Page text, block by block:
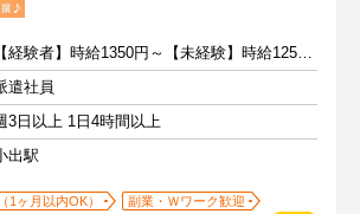
【経験者】時給1350円～【未経験】時給1250円～ ※交通費全額
遣社員
3日以上 1日4時間以上
出駅
1ヶ月以内OK）
副業・Ｗワーク歓迎